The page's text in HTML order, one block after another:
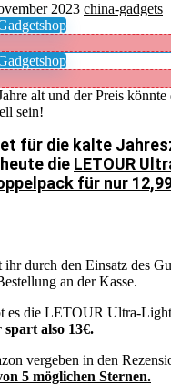
2023 china-gadgets
alt und der Preis könnte
sein!
für die kalte
die LETOUR
für nur
durch den Einsatz des
an der Kasse.
es die LETOUR Ultra-
also 13€.
vergeben in den
5 möglichen Sternen.